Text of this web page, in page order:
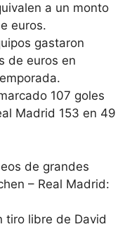
a un monto
euros.
gastaron
de euros en
107 goles
Madrid 153 en 49
de grandes
– Real Madrid:
tiro libre de David